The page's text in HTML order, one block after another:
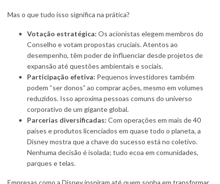
Mas o que tudo isso significa na prática?
Votação estratégica: Os acionistas elegem membros do
Conselho e votam propostas cruciais. Atentos ao
desempenho, têm poder de influenciar desde projetos de
expansão até questões ambientais e sociais.
Participação efetiva: Pequenos investidores também
podem “ser donos” ao comprar ações, mesmo em volumes
reduzidos. Isso aproxima pessoas comuns do universo
corporativo de um gigante global.
Parcerias diversificadas: Com operações em mais de 40
países e produtos licenciados em quase todo o planeta, a
Disney mostra que a chave do sucesso está no coletivo.
Nenhuma decisão é isolada; tudo ecoa em comunidades,
parques e telas.
Empresas como a Disney inspiram até quem sonha em transformar